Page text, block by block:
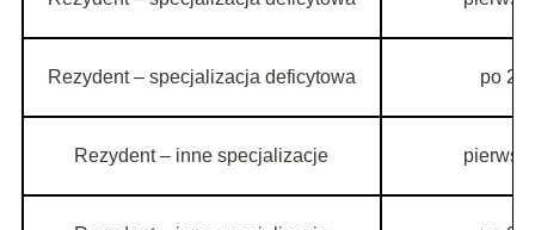
Rezydent – specjalizacja deficytowa po 2
Rezydent – inne specjalizacje